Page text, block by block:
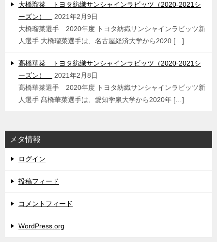
大橋瑠菜 トヨタ紡織サンシャインラビッツ（2020-2021シ
ーズン）
2021年2月9日
大橋瑠菜選手 2020年度 トヨタ紡織サンシャインラビッツ新
人選手 大橋瑠菜選手は、名古屋経済大学から2020 […]
髙橋華菜 トヨタ紡織サンシャインラビッツ（2020-2021シ
ーズン）
2021年2月8日
髙橋華菜選手 2020年度 トヨタ紡織サンシャインラビッツ新
人選手 髙橋華菜選手は、愛知学泉大学から2020年 […]
メタ情報
ログイン
投稿フィード
コメントフィード
WordPress.org